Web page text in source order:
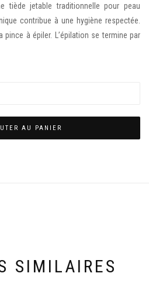
tiède jetable traditionnelle pour peau
contribue à une hygiène respectée.
pince à épiler. L’épilation se termine par
AU PANIER
SIMILAIRES